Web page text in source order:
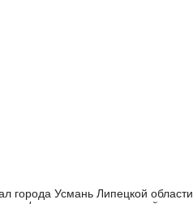
города Усмань Липецкой области.